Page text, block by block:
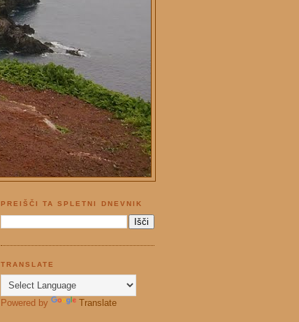
PREIŠČI TA SPLETNI DNEVNIK
TRANSLATE
Powered by Translate